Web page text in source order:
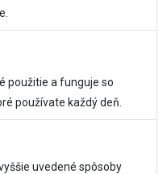
použitie a funguje so
používate každý deň.
uvedené spôsoby